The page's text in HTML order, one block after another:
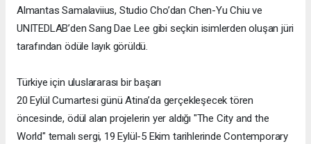
Almantas Samalaviius, Studio Cho’dan Chen-Yu Chiu ve
UNITEDLAB’den Sang Dae Lee gibi seçkin isimlerden oluşan jüri
tarafından ödüle layık görüldü.
Türkiye için uluslararası bir başarı
20 Eylül Cumartesi günü Atina’da gerçekleşecek tören
öncesinde, ödül alan projelerin yer aldığı "The City and the
World" temalı sergi, 19 Eylül-5 Ekim tarihlerinde Contemporary